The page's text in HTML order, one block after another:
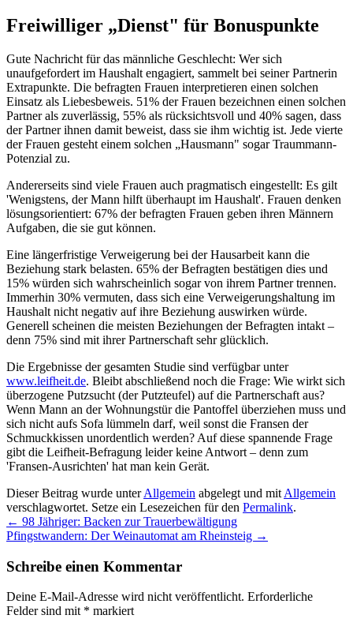
Freiwilliger „Dienst" für Bonuspunkte
Gute Nachricht für das männliche Geschlecht: Wer sich
unaufgefordert im Haushalt engagiert, sammelt bei seiner Partnerin
Extrapunkte. Die befragten Frauen interpretieren einen solchen
Einsatz als Liebesbeweis. 51% der Frauen bezeichnen einen solchen
Partner als zuverlässig, 55% als rücksichtsvoll und 40% sagen, dass
der Partner ihnen damit beweist, dass sie ihm wichtig ist. Jede vierte
der Frauen gesteht einem solchen „Hausmann" sogar Traummann-
Potenzial zu.
Andererseits sind viele Frauen auch pragmatisch eingestellt: Es gilt
'Wenigstens, der Mann hilft überhaupt im Haushalt'. Frauen denken
lösungsorientiert: 67% der befragten Frauen geben ihren Männern
Aufgaben, die sie gut können.
Eine längerfristige Verweigerung bei der Hausarbeit kann die
Beziehung stark belasten. 65% der Befragten bestätigen dies und
15% würden sich wahrscheinlich sogar von ihrem Partner trennen.
Immerhin 30% vermuten, dass sich eine Verweigerungshaltung im
Haushalt nicht negativ auf ihre Beziehung auswirken würde.
Generell scheinen die meisten Beziehungen der Befragten intakt –
denn 75% sind mit ihrer Partnerschaft sehr glücklich.
Die Ergebnisse der gesamten Studie sind verfügbar unter
www.leifheit.de. Bleibt abschließend noch die Frage: Wie wirkt sich
überzogene Putzsucht (der Putzteufel) auf die Partnerschaft aus?
Wenn Mann an der Wohnungstür die Pantoffel überziehen muss und
sich nicht aufs Sofa lümmeln darf, weil sonst die Fransen der
Schmuckkissen unordentlich werden? Auf diese spannende Frage
gibt die Leifheit-Befragung leider keine Antwort – denn zum
'Fransen-Ausrichten' hat man kein Gerät.
Dieser Beitrag wurde unterAllgemein abgelegt und mit Allgemein
verschlagwortet. Setze ein Lesezeichen für den Permalink.
← 98 Jähriger: Backen zur Trauerbewältigung
Pfingstwandern: Der Weinautomat am Rheinsteig →
Schreibe einen Kommentar
Deine E-Mail-Adresse wird nicht veröffentlicht. Erforderliche
Felder sind mit * markiert